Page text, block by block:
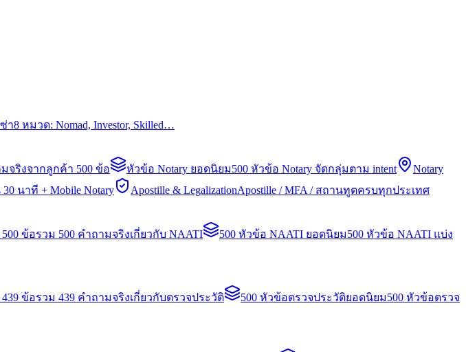
า8 หมวด: Nomad, Investor, Skilled…
จริงจากลูกค้า 500 ข้อ หัวข้อ Notary ยอดนิยม500 หัวข้อ Notary จัดกลุ่มตาม intent
Notary
นาที + Mobile Notary Apostille & LegalizationApostille / MFA / สถานทูตครบทุกประเทศ
ข้อรวม 500 คำถามจริงเกี่ยวกับ NAATI 500 หัวข้อ NAATI ยอดนิยม500 หัวข้อ NAATI แบ่ง
ข้อรวม 439 คำถามจริงเกี่ยวกับตรวจประวัติ 500 หัวข้อตรวจประวัติยอดนิยม500 หัวข้อตรวจ